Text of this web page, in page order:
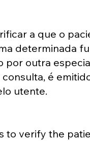
a que o
determinada
outra
é
utente.
to verify the